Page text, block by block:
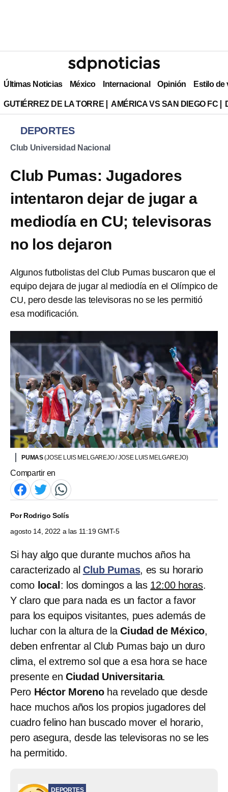
Últimas Noticias México Internacional Opinión Estilo de
GUTIÉRREZ DE LA TORRE AMÉRICA VS SAN DIEGO FC
DEPORTES
Club Universidad Nacional
Club Pumas: Jugadores
intentaron dejar de jugar a
mediodía en CU; televisoras
no los dejaron
Algunos futbolistas del Club Pumas buscaron que el
equipo dejara de jugar al mediodía en el Olímpico de
CU, pero desde las televisoras no se les permitió
esa modificación.
PUMAS(JOSE LUIS MELGAREJO / JOSE LUIS MELGAREJO)
Compartir en
PorRodrigo Solís
agosto 14, 2022 a las 11:19 GMT-5
Si hay algo que durante muchos años ha
caracterizado al Club Pumas, es su horario
como local : los domingos a las 12:00 horas.
Y claro que para nada es un factor a favor
para los equipos visitantes, pues además de
luchar con la altura de laCiudad de México,
deben enfrentar al Club Pumas bajo un duro
clima, el extremo sol que a esa hora se hace
presente en Ciudad Universitaria.
Pero Héctor Morenoha revelado que desde
hace muchos años los propios jugadores del
cuadro felino han buscado mover el horario,
pero asegura, desde las televisoras no se les
ha permitido.
DEPORTES